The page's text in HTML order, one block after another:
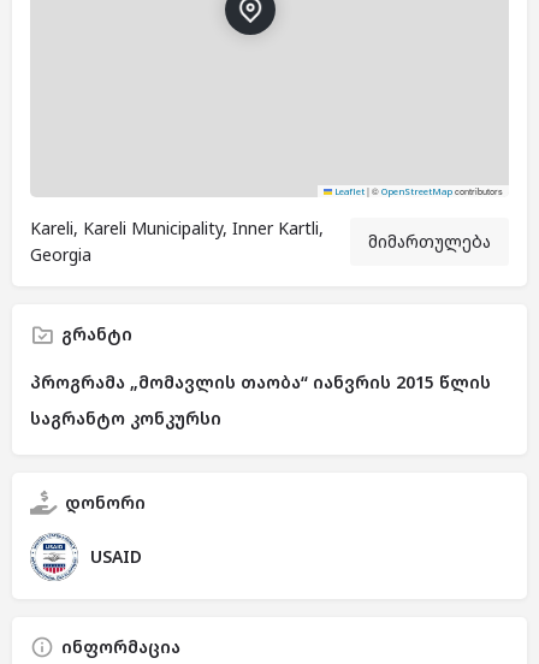
Leaflet |© OpenStreetMap contributors
Kareli, Kareli Municipality, Inner Kartli,
Georgia
მიმართულება
გრანტი
პროგრამა „მომავლის თაობა“ იანვრის 2015 წლის
საგრანტო კონკურსი
დონორი
USAID
ინფორმაცია